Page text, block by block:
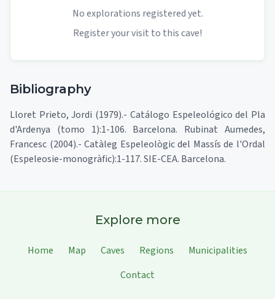
No explorations registered yet.
Register your visit to this cave!
Bibliography
Lloret Prieto, Jordi (1979).- Catálogo Espeleológico del Pla
d'Ardenya (tomo 1):1-106. Barcelona. Rubinat Aumedes,
Francesc (2004).- Catàleg Espeleològic del Massís de l'Ordal
(Espeleosie-monogràfic):1-117. SIE-CEA. Barcelona.
Explore more
Home Map Caves Regions
Municipalities
Contact